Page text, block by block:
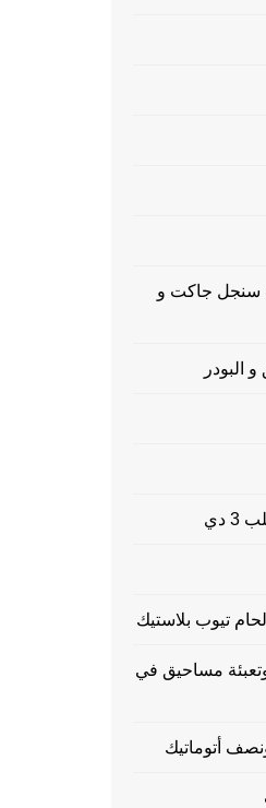
سنجل جاكت و
البودر
دي
تيوب بلاستيك
مساحيق في
أتوماتيك